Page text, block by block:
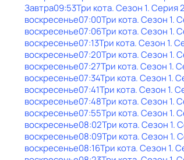
Завтра09:53Три кота. Сезон 1. Серия
воскресенье07:00Три кота. Сезон 1.
воскресенье07:06Три кота. Сезон 1.
воскресенье07:13Три кота. Сезон 1.
воскресенье07:20Три кота. Сезон 1.
воскресенье07:27Три кота. Сезон 1.
воскресенье07:34Три кота. Сезон 1.
воскресенье07:41Три кота. Сезон 1.
воскресенье07:48Три кота. Сезон 1.
воскресенье07:55Три кота. Сезон 1.
воскресенье08:02Три кота. Сезон 1.
воскресенье08:09Три кота. Сезон 1.
воскресенье08:16Три кота. Сезон 1.